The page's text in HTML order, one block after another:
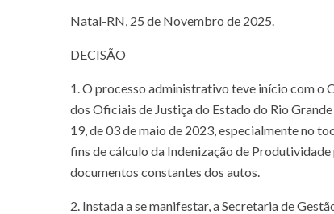
Natal-RN, 25 de Novembro de 2025.
DECISÃO
1. O processo administrativo teve início com o
dos Oficiais de Justiça do Estado do Rio
19, de 03 de maio de 2023, especialmente no
fins de cálculo da Indenização de
documentos constantes dos autos.
2. Instada a se manifestar, a Secretaria de